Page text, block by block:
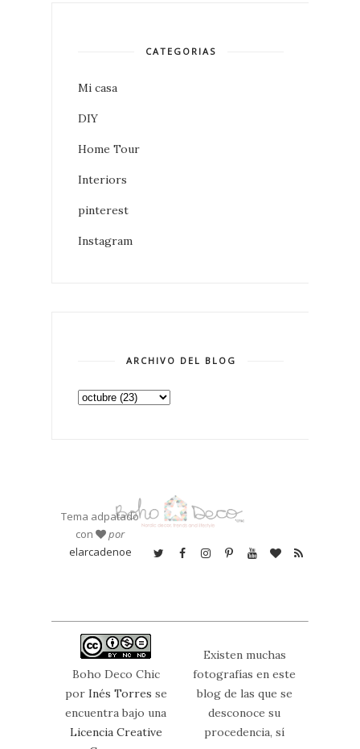
CATEGORIAS
Mi casa
DIY
Home Tour
Interiors
pinterest
Instagram
ARCHIVO DEL BLOG
Tema adpatado
con
por
elarcadenoe
Boho Deco Chic
por Inés Torres se
encuentra bajo una
Licencia Creative
Existen muchas
fotografías en este
blog de las que se
desconoce su
procedencia, sí